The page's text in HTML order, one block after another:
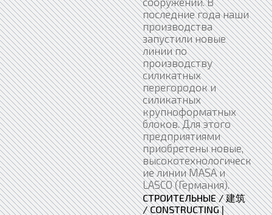
последние года наши
производства
запустили новые
линии по
производству
силикатных
перегородок и
силикатных
крупноформатных
блоков. Для этого
предприятиями
приобретены новые,
высокотехнологическ
ие линии MASA и
LASCO (Германия).
СТРОИТЕЛЬНЫЕ / 建筑
/ CONSTRUCTING|